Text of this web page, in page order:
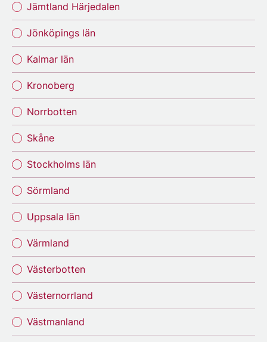
Jämtland Härjedalen
Jönköpings län
Kalmar län
Kronoberg
Norrbotten
Skåne
Stockholms län
Sörmland
Uppsala län
Värmland
Västerbotten
Västernorrland
Västmanland